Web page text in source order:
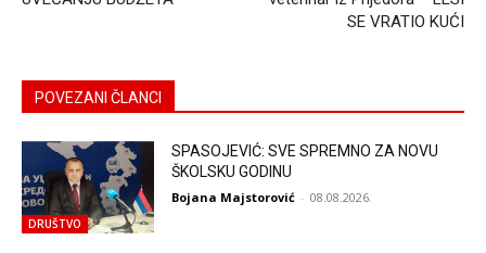
SE VRATIO KUĆI
POVEZANI ČLANCI
DRUŠTVO
SPASOJEVIĆ: SVE SPREMNO ZA NOVU
ŠKOLSKU GODINU
Bojana Majstorović - 08.08.2026.